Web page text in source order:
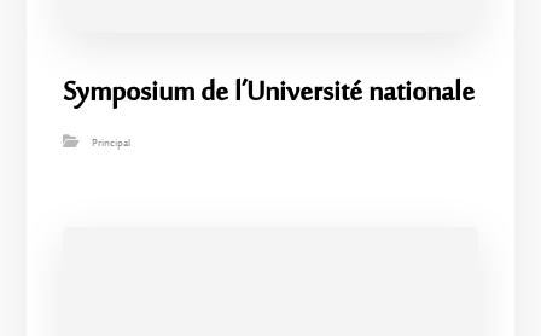
Symposium de l’Université nationale
Principal